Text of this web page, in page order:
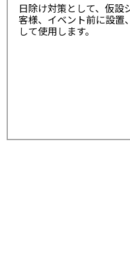
日除け対策として、仮設
客様、イベント前に設置
して使用します。